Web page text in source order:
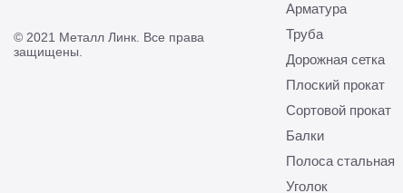
© 2021 Металл Линк. Все права
защищены.
Арматура
Труба
Дорожная сетка
Плоский прокат
Сортовой прокат
Балки
Полоса стальная
Уголок